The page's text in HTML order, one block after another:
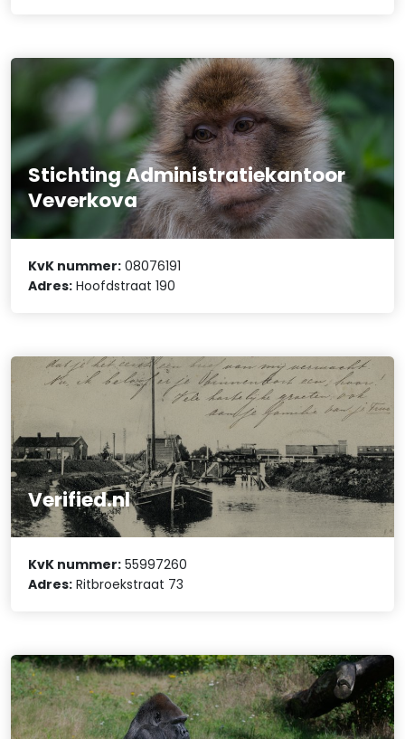
Stichting Administratiekantoor
Veverkova
KvK nummer: 08076191
Adres: Hoofdstraat 190
Verified.nl
KvK nummer: 55997260
Adres: Ritbroekstraat 73